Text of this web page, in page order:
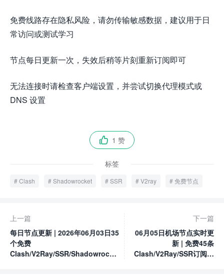
免费线路存在隐私风险，请勿传输敏感数据，建议用于日
常访问或测试学习
节点每日更新一次，失效后稍等片刻重新订阅即可
无法连接时请检查客户端设置，并尝试切换代理模式或
DNS 设置
 1 赞
标签
Clash Shadowrocket SSR V2ray 免费节点
上一篇
每日节点更新 | 2026年06月03日35
个免费
Clash/V2Ray/SSR/Shadowrocket
下一篇
06月05日机场节点实时更
新 | 免费45条
Clash/V2Ray/SSR订阅链